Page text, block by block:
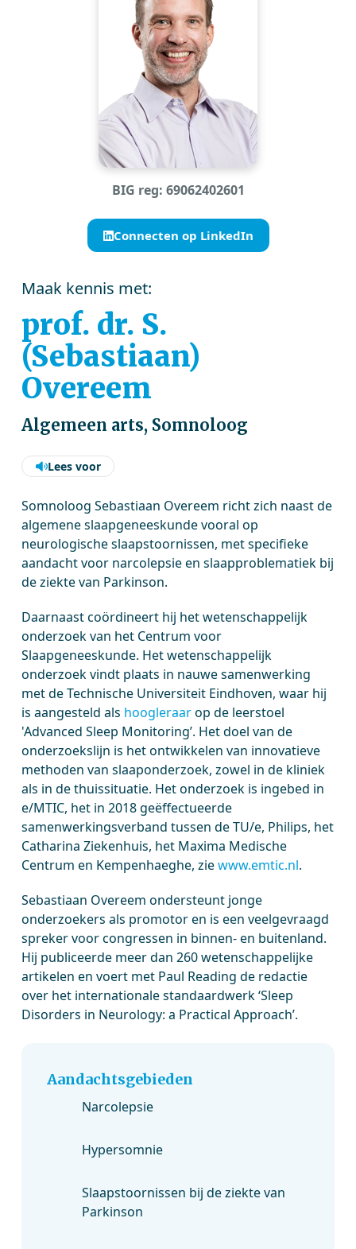
BIG reg: 69062402601
Connecten op LinkedIn
Maak kennis met:
prof. dr. S.
(Sebastiaan)
Overeem
Algemeen arts, Somnoloog
Lees voor
Somnoloog Sebastiaan Overeem richt zich naast de
algemene slaapgeneeskunde vooral op
neurologische slaapstoornissen, met specifieke
aandacht voor narcolepsie en slaapproblematiek bij
de ziekte van Parkinson.
Daarnaast coördineert hij het wetenschappelijk
onderzoek van het Centrum voor
Slaapgeneeskunde. Het wetenschappelijk
onderzoek vindt plaats in nauwe samenwerking
met de Technische Universiteit Eindhoven, waar hij
is aangesteld als hoogleraarop de leerstoel
'Advanced Sleep Monitoring’. Het doel van de
onderzoekslijn is het ontwikkelen van innovatieve
methoden van slaaponderzoek, zowel in de kliniek
als in de thuissituatie. Het onderzoek is ingebed in
e/MTIC, het in 2018 geëffectueerde
samenwerkingsverband tussen de TU/e, Philips, het
Catharina Ziekenhuis, het Maxima Medische
Centrum en Kempenhaeghe, ziewww.emtic.nl.
Sebastiaan Overeem ondersteunt jonge
onderzoekers als promotor en is een veelgevraagd
spreker voor congressen in binnen- en buitenland.
Hij publiceerde meer dan 260 wetenschappelijke
artikelen en voert met Paul Reading de redactie
over het internationale standaardwerk ‘Sleep
Disorders in Neurology: a Practical Approach’.
Aandachtsgebieden
Narcolepsie
Hypersomnie
Slaapstoornissen bij de ziekte van
Parkinson